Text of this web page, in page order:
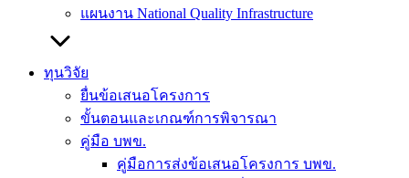
แผนงาน National Quality Infrastructure
ทุนวิจัย
ยื่นข้อเสนอโครงการ
ขั้นตอนและเกณฑ์การพิจารณา
คู่มือ บพข.
คู่มือการส่งข้อเสนอโครงการ บพข.